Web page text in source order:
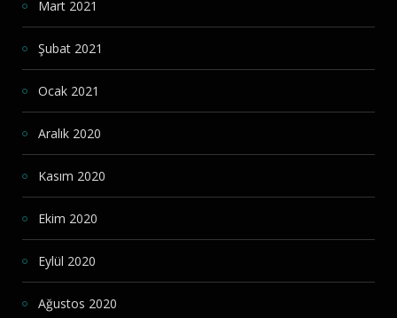
Mart 2021
Şubat 2021
Ocak 2021
Aralık 2020
Kasım 2020
Ekim 2020
Eylül 2020
Ağustos 2020